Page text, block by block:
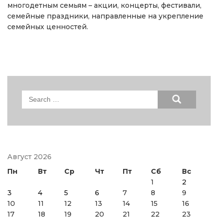
многодетным семьям – акции, концерты, фестивали,
семейные праздники, направленные на укрепление
семейных ценностей.
Search
Август 2026
Пн
Вт Ср Чт Пт Сб
Вс
1
2
3
4 5 6 7 8
9
10
11 12 13 14 15
16
17
18 19 20 21 22
23